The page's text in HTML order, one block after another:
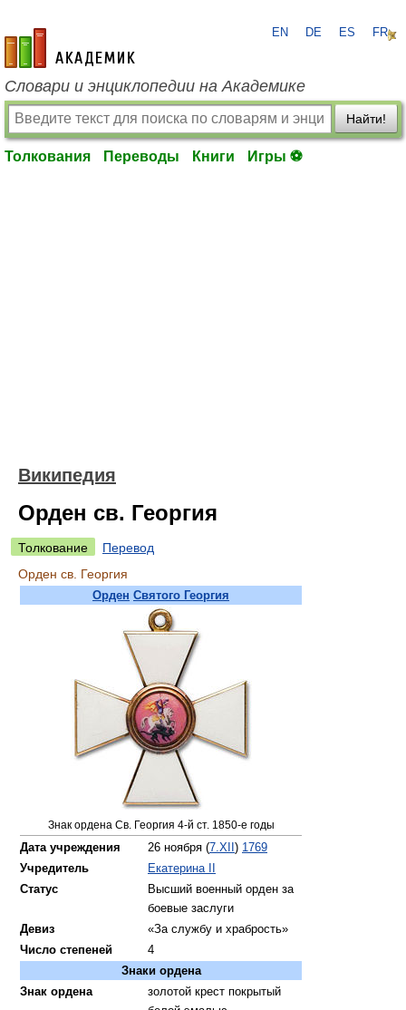
academic.ru
EN DE ES FR
Словари и энциклопедии на Академике
Найти!
Толкования Переводы Книги Игры ⚽
Википедия
Орден св. Георгия
Толкование
Перевод
Орден св. Георгия
Орден Святого Георгия
Знак ордена Св. Георгия 4-й ст. 1850-е годы
Дата учреждения 26 ноября (7.XII ) 1769
Учредитель
Екатерина II
Статус
Высший военный орден за
боевые заслуги
Девиз
«За службу и храбрость»
Число степеней
4
Знаки ордена
Знак ордена
золотой крест покрытый